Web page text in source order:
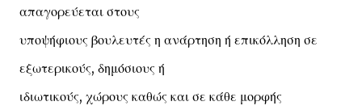
απαγορεύεται στους
υποψήφιους βουλευτές η ανάρτηση ή επικόλληση σε
εξωτερικούς, δημόσιους ή
ιδιωτικούς, χώρους καθώς και σε κάθε μορφής